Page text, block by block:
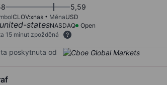
5,59
CLOV:xnas MěnaUSD
NASDAQ
Open
15 minut zpožděná
poskytnuta od